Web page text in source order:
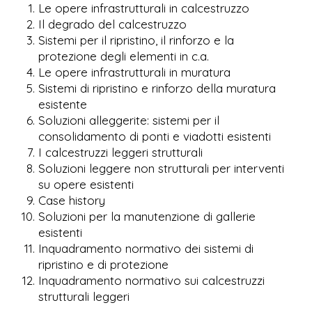
Le opere infrastrutturali in calcestruzzo
Il degrado del calcestruzzo
Sistemi per il ripristino, il rinforzo e la
protezione degli elementi in c.a.
Le opere infrastrutturali in muratura
Sistemi di ripristino e rinforzo della muratura
esistente
Soluzioni alleggerite: sistemi per il
consolidamento di ponti e viadotti esistenti
I calcestruzzi leggeri strutturali
Soluzioni leggere non strutturali per interventi
su opere esistenti
Case history
Soluzioni per la manutenzione di gallerie
esistenti
Inquadramento normativo dei sistemi di
ripristino e di protezione
Inquadramento normativo sui calcestruzzi
strutturali leggeri